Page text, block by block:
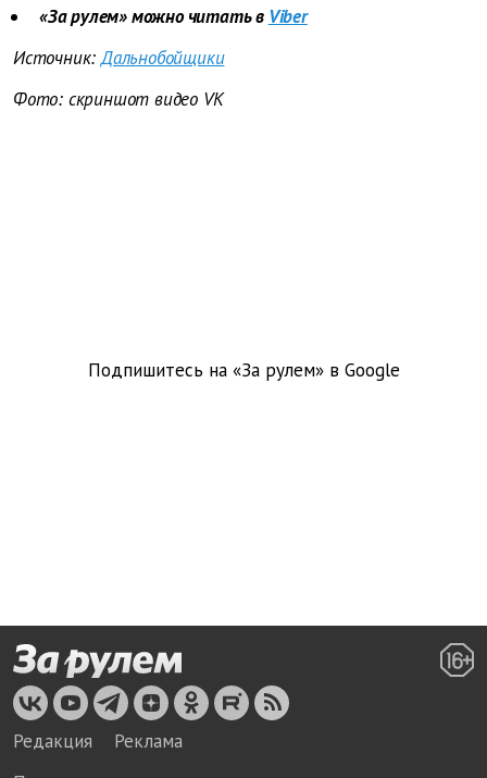
«За рулем» можно читать в Viber
Источник: Дальнобойщики
Фото: скриншот видео VK
Подпишитесь на «За рулем» в Google
Редакция
Реклама